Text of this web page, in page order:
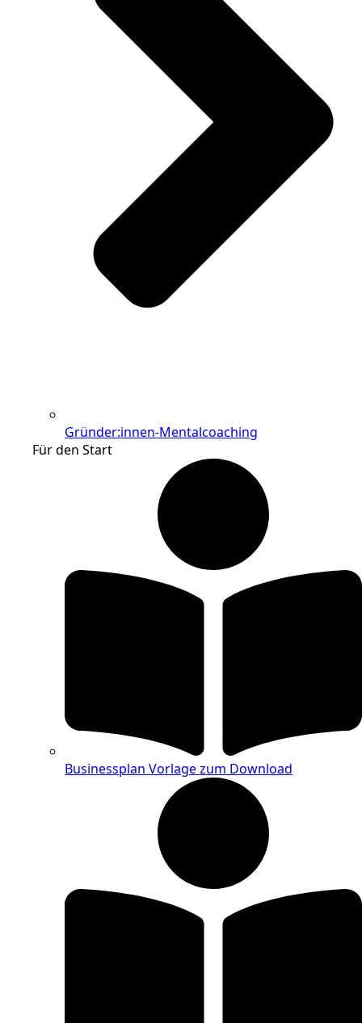
Gründer:innen-Mentalcoaching
Für den Start
Businessplan Vorlage zum Download